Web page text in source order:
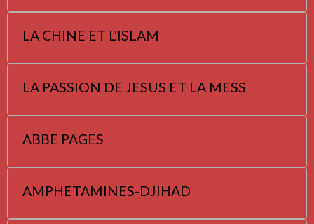
LA CHINE ET L'ISLAM
LA PASSION DE JESUS ET LA MESS
ABBE PAGES
AMPHETAMINES-DJIHAD